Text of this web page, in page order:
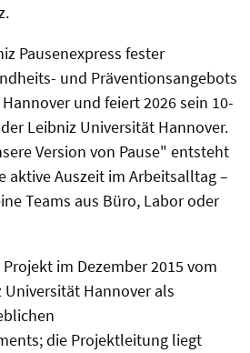
Pausenexpress fester
und Präventionsangebots
und feiert 2026 sein 10-
Leibniz Universität Hannover.
Version von Pause" entsteht
aktive Auszeit im Arbeitsalltag –
Teams aus Büro, Labor oder
im Dezember 2015 vom
Hannover als
die Projektleitung liegt